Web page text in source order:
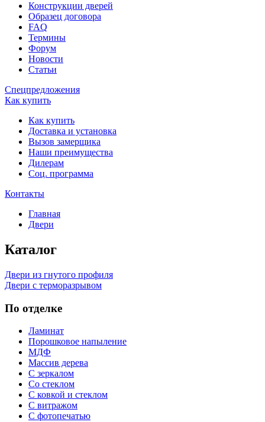
Конструкции дверей
Образец договора
FAQ
Термины
Форум
Новости
Статьи
Спецпредложения
Как купить
Как купить
Доставка и установка
Вызов замерщика
Наши преимущества
Дилерам
Соц. программа
Контакты
Главная
Двери
Каталог
Двери из гнутого профиля
Двери с терморазрывом
По отделке
Ламинат
Порошковое напыление
МДФ
Массив дерева
С зеркалом
Со стеклом
С ковкой и стеклом
С витражом
С фотопечатью